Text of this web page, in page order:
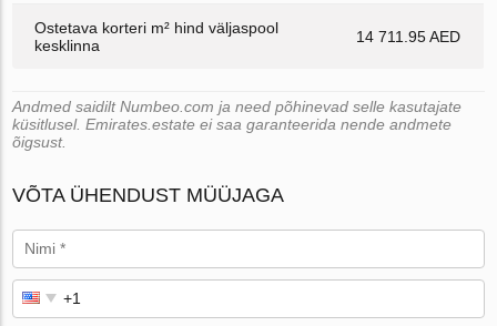
Ostetava korteri m² hind väljaspool
kesklinna
14 711.95 AED
Andmed saidilt Numbeo.com ja need põhinevad selle kasutajate
küsitlusel. Emirates.estate ei saa garanteerida nende andmete
õigsust.
VÕTA ÜHENDUST MÜÜJAGA